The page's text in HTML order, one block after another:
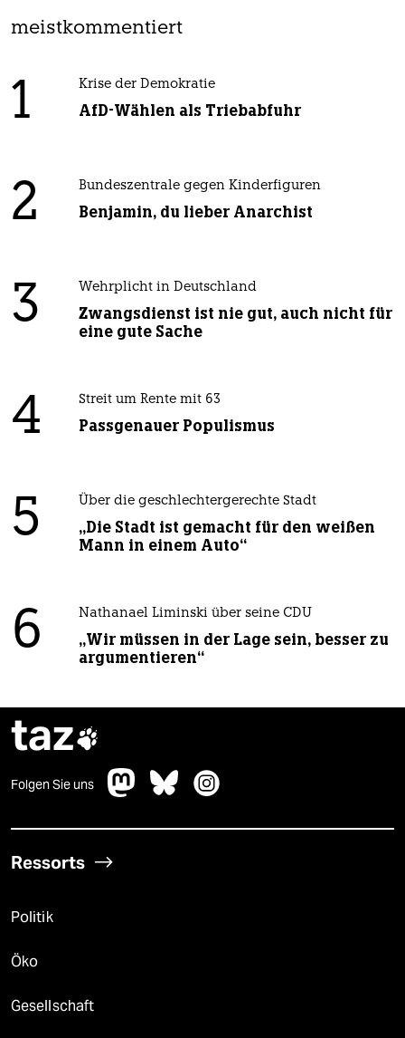
meistkommentiert
1 Krise der Demokratie
AfD-Wählen als Triebabfuhr
2 Bundeszentrale gegen Kinderfiguren
Benjamin, du lieber Anarchist
3 Wehrplicht in Deutschland
Zwangsdienst ist nie gut, auch nicht für
eine gute Sache
4 Streit um Rente mit 63
Passgenauer Populismus
5 Über die geschlechtergerechte Stadt
„Die Stadt ist gemacht für den weißen
Mann in einem Auto“
6 Nathanael Liminski über seine CDU
„Wir müssen in der Lage sein, besser zu
argumentieren“
taz
Folgen Sie uns
Ressorts
Politik
Öko
Gesellschaft